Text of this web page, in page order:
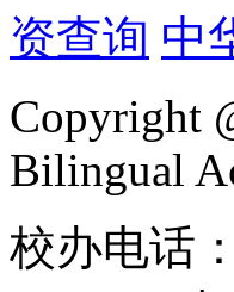
资查询 中
Copyright
Bilingual
校办电话